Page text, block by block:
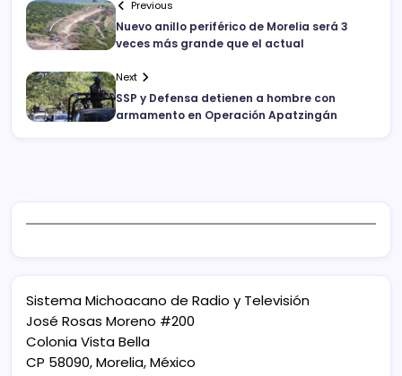
Previous
Nuevo anillo periférico de Morelia será 3
veces más grande que el actual
Next
SSP y Defensa detienen a hombre con
armamento en Operación Apatzingán
Sistema Michoacano de Radio y Televisión
José Rosas Moreno #200
Colonia Vista Bella
CP 58090, Morelia, México